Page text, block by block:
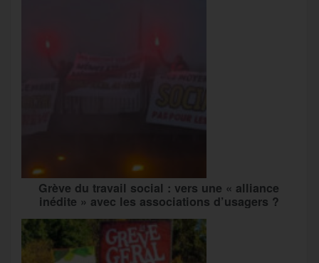
Grève du travail social : vers une « alliance
inédite » avec les associations d’usagers ?